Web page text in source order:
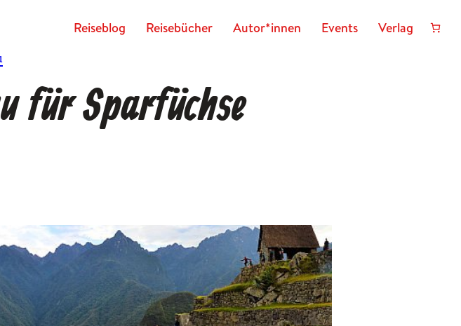
Rei­se­blog Reisebücher Autor*innen Events Verlag
für Sparfüchse